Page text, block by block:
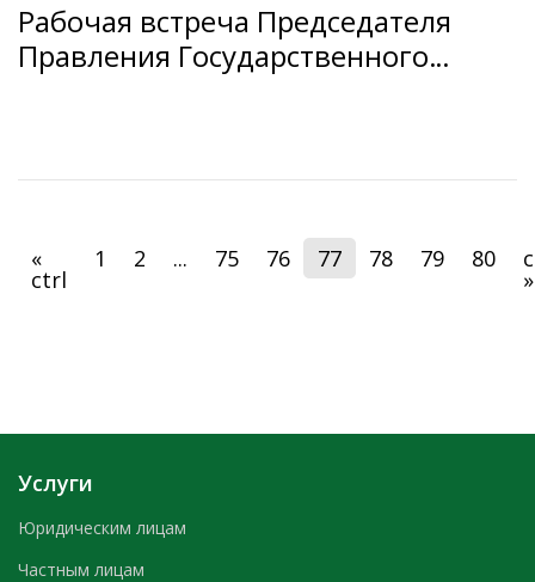
Рабочая встреча Председателя
Правления Государственного
банковского обслуживания ГСБ РТ
«Амонатбонк» в Бохтарском
регионе.
«
ctrl
1 2 ... 75 76 77 78 79 80
»
Услуги
Юридическим лицам
Частным лицам